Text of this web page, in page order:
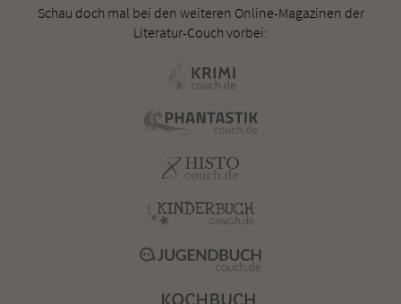
Schau doch mal bei den weiteren Online-Magazinen der
Literatur-Couch vorbei: